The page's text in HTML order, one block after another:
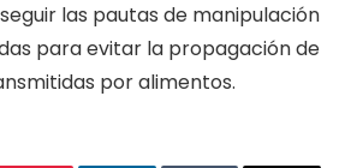
las pautas de manipulación
para evitar la propagación de
por alimentos.